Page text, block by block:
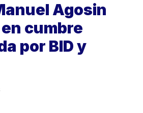
Agosin
cumbre
por BID y